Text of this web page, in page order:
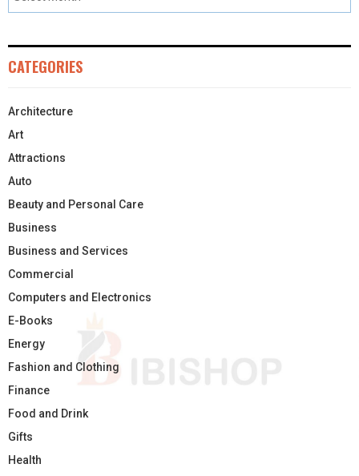
CATEGORIES
Architecture
Art
Attractions
Auto
Beauty and Personal Care
Business
Business and Services
Commercial
Computers and Electronics
E-Books
Energy
Fashion and Clothing
Finance
Food and Drink
Gifts
Health